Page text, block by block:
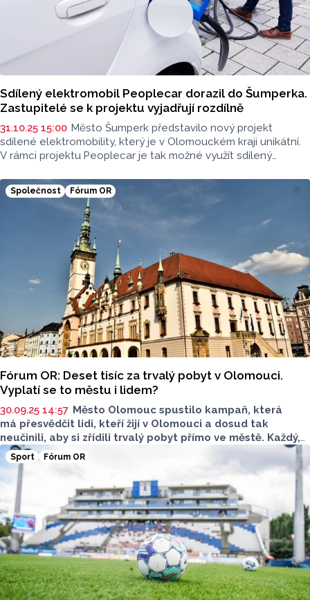
Sdílený elektromobil Peoplecar dorazil do Šumperka.
Zastupitelé se k projektu vyjadřují rozdílně
31.10.25 15:00 Město Šumperk představilo nový projekt
sdílené elektromobility, který je v Olomouckém kraji unikátní.
V rámci projektu Peoplecar je tak možné využít sdílený
Občané si tak mohou auto vypůjčit za poplatek 100 korun
na hodinu. Report vyzpovídal šumperské zastupitele, co si
o záměru myslí. Vybraným politikům tak zaslal otázku: "Jak
vnímáte zavedení carsharingu v Šumperku? Využil(a) byste
osobně službu?" Otázky jsou řazeny tak, jak je jednotliví
zastupitelé zaslali.
Společnost Fórum OR
Fórum OR: Deset tisíc za trvalý pobyt v Olomouci.
Vyplatí se to městu i lidem?
30.09.25 14:57 Město Olomouc spustilo kampaň, která
má přesvědčit lidi, kteří žijí v Olomouci a dosud tak
neučinili, aby si zřídili trvalý pobyt přímo ve městě. Každý,
kdo se do konce prosince 2025 přihlásí, získá od radnice
deset tisíc korun. Radnice si od kroku slibuje víc než jen
vyšší příjmy. Co si o tom ale myslí další zastupitelé? Report
položil vybraným zastupitelům anketní otázku "Jak
vnímáte příspěvek 10 tisíc za přihlášení trvalého bydliště
v Olomouci?" Odpovědi jsou seřazeny tak, jak je oslovení
zastupitelé poslali.
Sport Fórum OR